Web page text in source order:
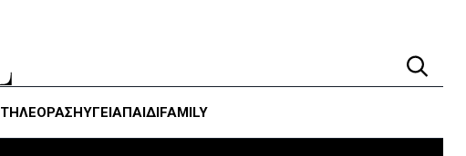
ΤΗΛΕΌΡΑΣΗΥΓΕΊΑΠΑΙΔΙFAMILY